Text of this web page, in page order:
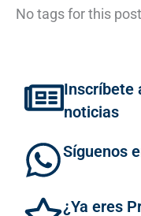
No tags for this
Inscríbete
noticias
Síguenos
¿Ya eres